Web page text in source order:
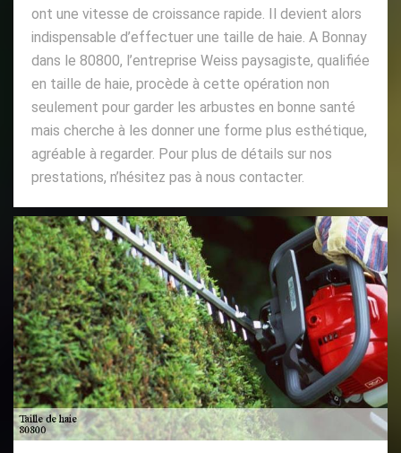
ont une vitesse de croissance rapide. Il devient alors
indispensable d’effectuer une taille de haie. A Bonnay
dans le 80800, l’entreprise Weiss paysagiste, qualifiée
en taille de haie, procède à cette opération non
seulement pour garder les arbustes en bonne santé
mais cherche à les donner une forme plus esthétique,
agréable à regarder. Pour plus de détails sur nos
prestations, n’hésitez pas à nous contacter.